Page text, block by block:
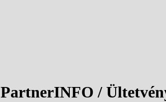
PartnerINFO /